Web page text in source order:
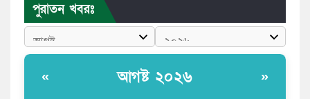
পাঁচ দেশি মাছে মিলল মাইক্রোপ্লাস্টিক, সবচেয়ে বেশি কই মাছে
বাংলাদেশী কর্মীদের আকামা নিয়ে বড় সুখবর দিলো সৌদি
পুরাতন খবরঃ
« আগষ্ট ২০২৬ »